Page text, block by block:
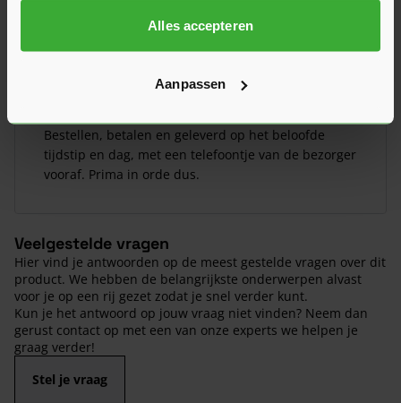
Alles accepteren
Aanpassen
10/10
Gewoon een goed product, voor een goede prijs.
Bestellen, betalen en geleverd op het beloofde
tijdstip en dag, met een telefoontje van de bezorger
vooraf. Prima in orde dus.
Veelgestelde vragen
Hier vind je antwoorden op de meest gestelde vragen over dit
product. We hebben de belangrijkste onderwerpen alvast
voor je op een rij gezet zodat je snel verder kunt.
Kun je het antwoord op jouw vraag niet vinden? Neem dan
gerust contact op met een van onze experts we helpen je
graag verder!
Stel je vraag